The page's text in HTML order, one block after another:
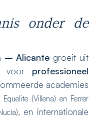
onder de
– Alicante groeit uit
voor professioneel
academies
(Villena) en Ferrer
en internationale